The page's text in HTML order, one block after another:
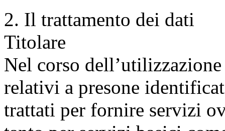
2. Il trattamento dei dati
Titolare
Nel corso
relativi a presone
trattati per fornire servizi